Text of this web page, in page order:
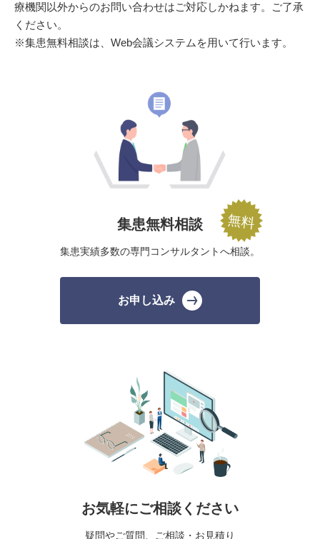
療機関以外からのお問い合わせはご対応しかねます。ご了承
ください。
※集患無料相談は、Web会議システムを用いて行います。
集患無料相談
集患実績多数の専門コンサルタントへ相談。
お申し込み
お気軽にご相談ください
疑問やご質問、ご相談・お見積り